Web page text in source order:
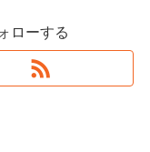
ローする